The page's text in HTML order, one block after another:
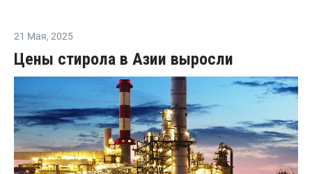
21 Мая, 2025
Цены стирола в Азии выросли